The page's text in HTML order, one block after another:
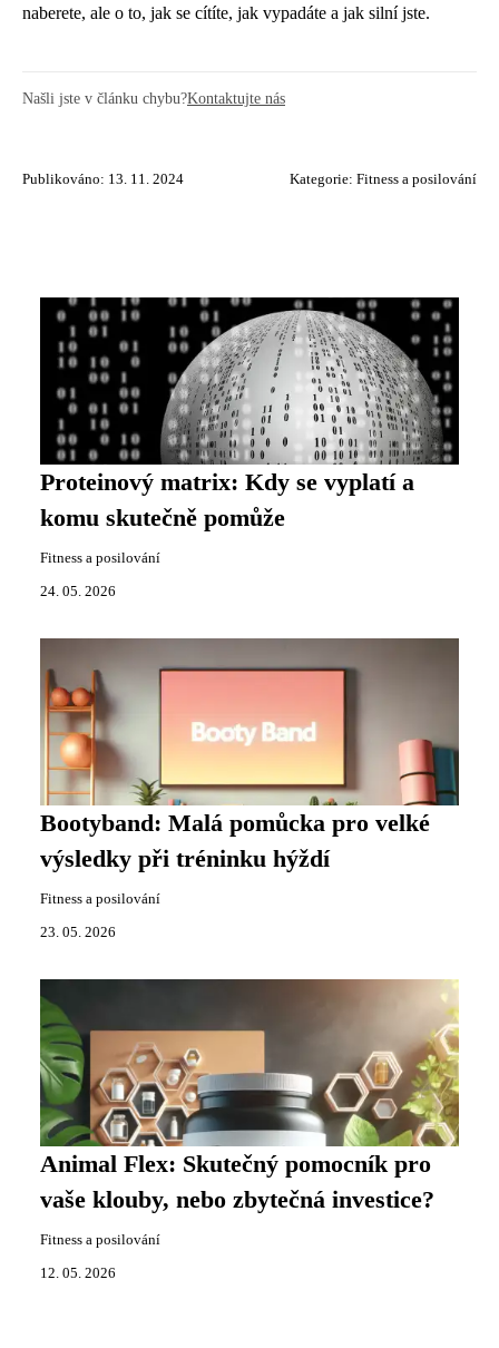
naberete, ale o to, jak se cítíte, jak vypadáte a jak silní jste.
Našli jste v článku chybu?Kontaktujte nás
Publikováno: 13. 11. 2024 Kategorie: Fitness a posilování
Proteinový matrix: Kdy se vyplatí a
komu skutečně pomůže
Fitness a posilování
24. 05. 2026
Bootyband: Malá pomůcka pro velké
výsledky při tréninku hýždí
Fitness a posilování
23. 05. 2026
Animal Flex: Skutečný pomocník pro
vaše klouby, nebo zbytečná investice?
Fitness a posilování
12. 05. 2026